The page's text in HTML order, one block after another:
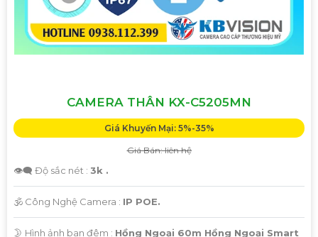
CAMERA THÂN KX-C5205MN
Giá Khuyến Mại: 5%-35%
Giá Bán: liên hệ
👁️‍🗨 Độ sắc nét : 3k .
🕉️ Công Nghệ Camera : IP POE.
🌛 Hình ảnh ban đêm : Hồng Ngoại 60m Hồng Ngoại Smart